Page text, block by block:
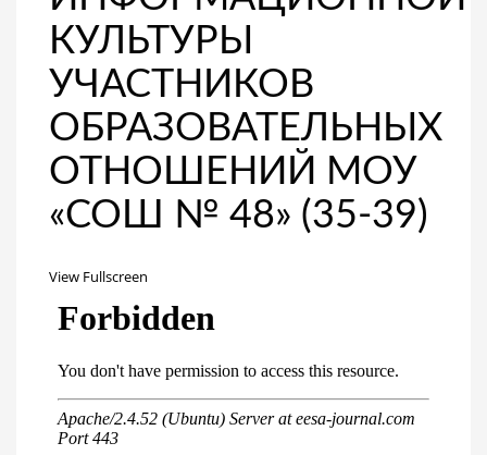
КУЛЬТУРЫ
УЧАСТНИКОВ
ОБРАЗОВАТЕЛЬНЫХ
ОТНОШЕНИЙ МОУ
«СОШ № 48» (35-39)
View Fullscreen
PDF